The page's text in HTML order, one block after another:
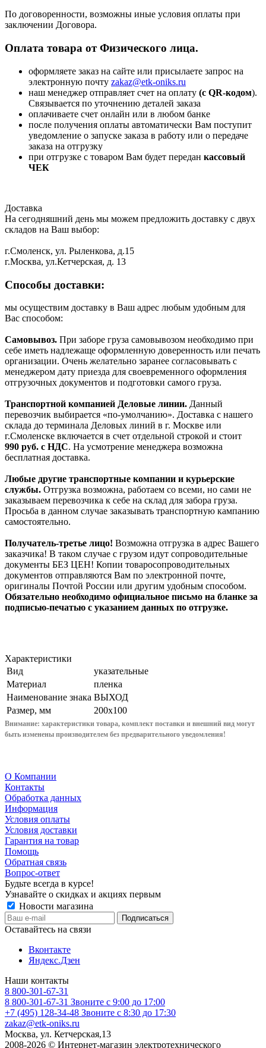
По договоренности, возможны иные условия оплаты при
заключении Договора.
Оплата товара от Физического лица.
оформляете заказ на сайте или присылаете запрос на
электронную почту zakaz@etk-oniks.ru
наш менеджер отправляет счет на оплату (с QR-кодом).
Связывается по уточнению деталей заказа
оплачиваете счет онлайн или в любом банке
после получения оплаты автоматически Вам поступит
уведомление о запуске заказа в работу или о передаче
заказа на отгрузку
при отгрузке с товаром Вам будет передан кассовый
ЧЕК
Доставка
На сегодняшний день мы можем предложить доставку с двух
складов на Ваш выбор:
г.Смоленск, ул. Рыленкова, д.15
г.Москва, ул.Кетчерская, д. 13
Способы доставки:
мы осуществим доставку в Ваш адрес любым удобным для
Вас способом:
Самовывоз. При заборе груза самовывозом необходимо при
себе иметь надлежаще оформленную доверенность или печать
организации. Очень желательно заранее согласовывать с
менеджером дату приезда для своевременного оформления
отгрузочных документов и подготовки самого груза.
Транспортной компанией Деловые линии. Данный
перевозчик выбирается «по-умолчанию». Доставка с нашего
склада до терминала Деловых линий в г. Москве или
г.Смоленске включается в счет отдельной строкой и стоит
990 руб. с НДС. На усмотрение менеджера возможна
бесплатная доставка.
Любые другие транспортные компании и курьерские
службы. Отгрузка возможна, работаем со всеми, но сами не
заказываем перевозчика к себе на склад для забора груза.
Просьба в данном случае заказывать транспортную кампанию
самостоятельно.
Получатель-третье лицо! Возможна отгрузка в адрес Вашего
заказчика! В таком случае с грузом идут сопроводительные
документы БЕЗ ЦЕН! Копии товаросопроводительных
документов отправляются Вам по электронной почте,
оригиналы Почтой России или другим удобным способом.
Обязательно необходимо официальное письмо на бланке за
подписью-печатью с указанием данных по отгрузке.
Характеристики
Вид
указательные
Материал
пленка
Наименование знака ВЫХОД
Размер, мм
200x100
Внимание: характеристики товара, комплект поставки и внешний вид могут
быть изменены производителем без предварительного уведомления!
О Компании
Контакты
Обработка данных
Информация
Условия оплаты
Условия доставки
Гарантия на товар
Помощь
Обратная связь
Вопрос-ответ
Будьте всегда в курсе!
Узнавайте о скидках и акциях первым
Новости магазина
Оставайтесь на связи
Вконтакте
Яндекс.Дзен
Наши контакты
8 800-301-67-31
8 800-301-67-31 Звоните с 9:00 до 17:00
+7 (495) 128-34-48 Звоните с 8:30 до 17:30
zakaz@etk-oniks.ru
Москва, ул. Кетчерская,13
2008-2026 © Интернет-магазин электротехнического